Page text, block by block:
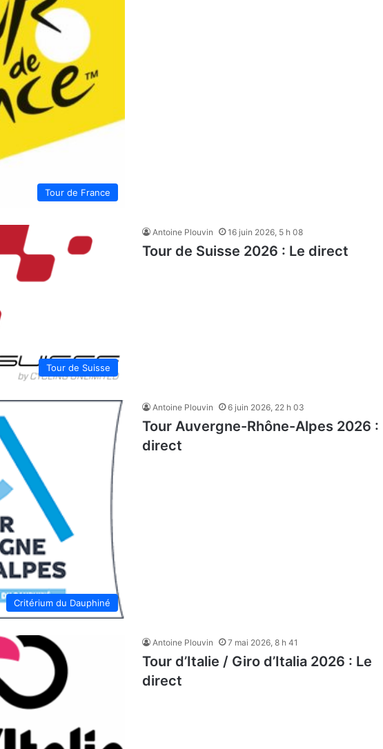
Tour de France
Tour de Suisse
Antoine Plouvin 16 juin 2026, 5 h 08
Tour de Suisse 2026 : Le direct
Critérium du Dauphiné
Antoine Plouvin 6 juin 2026, 22 h 03
Tour Auvergne-Rhône-Alpes 2026 :
direct
Antoine Plouvin 7 mai 2026, 8 h 41
Tour d’Italie / Giro d’Italia 2026 : Le
direct